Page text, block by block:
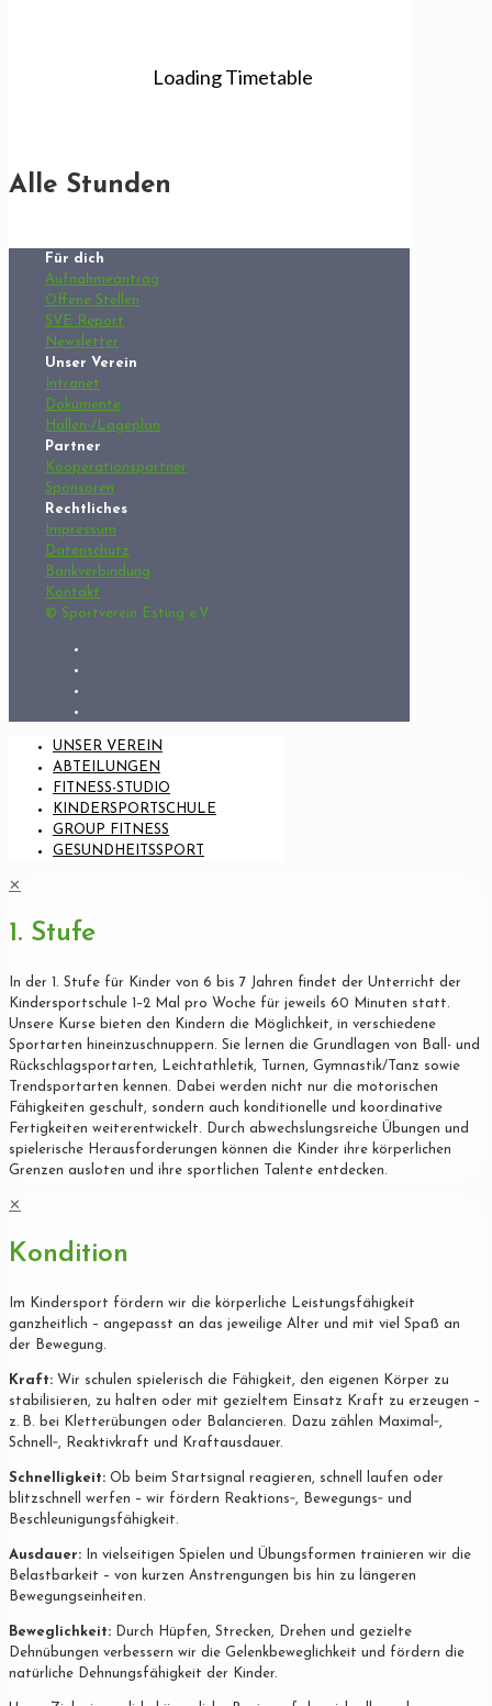
Alle Stunden
Für dich
Aufnahmeantrag
Offene Stellen
SVE Report
Newsletter
Unser Verein
Intranet
Dokumente
Hallen-/Lageplan
Partner
Kooperationspartner
Sponsoren
Rechtliches
Impressum
Datenschutz
Bankverbindung
Kontakt
© Sportverein Esting e.V.
UNSER VEREIN
ABTEILUNGEN
FITNESS-STUDIO
KINDERSPORTSCHULE
GROUP FITNESS
GESUNDHEITSSPORT
✕
1. Stufe
In der 1. Stufe für Kinder von 6 bis 7 Jahren findet der Unterricht der
Kindersportschule 1–2 Mal pro Woche für jeweils 60 Minuten statt.
Unsere Kurse bieten den Kindern die Möglichkeit, in verschiedene
Sportarten hineinzuschnuppern. Sie lernen die Grundlagen von Ball- und
Rückschlagsportarten, Leichtathletik, Turnen, Gymnastik/Tanz sowie
Trendsportarten kennen. Dabei werden nicht nur die motorischen
Fähigkeiten geschult, sondern auch konditionelle und koordinative
Fertigkeiten weiterentwickelt. Durch abwechslungsreiche Übungen und
spielerische Herausforderungen können die Kinder ihre körperlichen
Grenzen ausloten und ihre sportlichen Talente entdecken.
✕
Kondition
Im Kindersport fördern wir die körperliche Leistungsfähigkeit
ganzheitlich – angepasst an das jeweilige Alter und mit viel Spaß an
der Bewegung.
Kraft: Wir schulen spielerisch die Fähigkeit, den eigenen Körper zu
stabilisieren, zu halten oder mit gezieltem Einsatz Kraft zu erzeugen –
z. B. bei Kletterübungen oder Balancieren. Dazu zählen Maximal‐,
Schnell‐, Reaktivkraft und Kraftausdauer.
Schnelligkeit: Ob beim Startsignal reagieren, schnell laufen oder
blitzschnell werfen – wir fördern Reaktions‐, Bewegungs‐ und
Beschleunigungsfähigkeit.
Ausdauer: In vielseitigen Spielen und Übungsformen trainieren wir die
Belastbarkeit – von kurzen Anstrengungen bis hin zu längeren
Bewegungseinheiten.
Beweglichkeit: Durch Hüpfen, Strecken, Drehen und gezielte
Dehnübungen verbessern wir die Gelenkbeweglichkeit und fördern die
natürliche Dehnungsfähigkeit der Kinder.